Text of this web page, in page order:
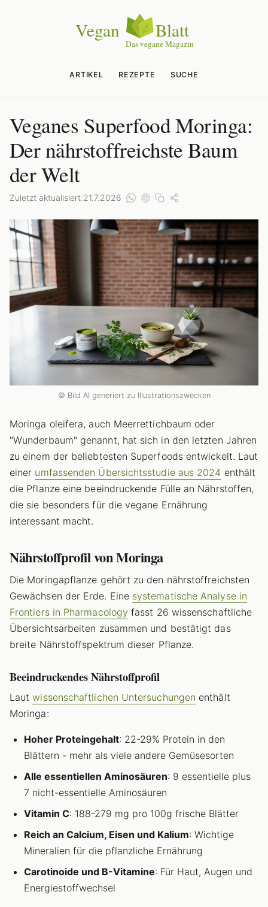
ARTIKEL REZEPTE SUCHE
Veganes Superfood Moringa:
Der nährstoffreichste Baum
der Welt
Zuletzt aktualisiert:21.7.2026
© Bild AI generiert zu Illustrationszwecken
Moringa oleifera, auch Meerrettichbaum oder
"Wunderbaum" genannt, hat sich in den letzten Jahren
zu einem der beliebtesten Superfoods entwickelt. Laut
einer umfassenden Übersichtsstudie aus 2024 enthält
die Pflanze eine beeindruckende Fülle an Nährstoffen,
die sie besonders für die vegane Ernährung
interessant macht.
Nährstoffprofil von Moringa
Die Moringapflanze gehört zu den nährstoffreichsten
Gewächsen der Erde. Eine systematische Analyse in
Frontiers in Pharmacology fasst 26 wissenschaftliche
Übersichtsarbeiten zusammen und bestätigt das
breite Nährstoffspektrum dieser Pflanze.
Beeindruckendes Nährstoffprofil
Lautwissenschaftlichen Untersuchungen enthält
Moringa:
Hoher Proteingehalt: 22-29% Protein in den
Blättern - mehr als viele andere Gemüsesorten
Alle essentiellen Aminosäuren: 9 essentielle plus
7 nicht-essentielle Aminosäuren
Vitamin C: 188-279 mg pro 100g frische Blätter
Reich an Calcium, Eisen und Kalium: Wichtige
Mineralien für die pflanzliche Ernährung
Carotinoide und B-Vitamine: Für Haut, Augen und
Energiestoffwechsel